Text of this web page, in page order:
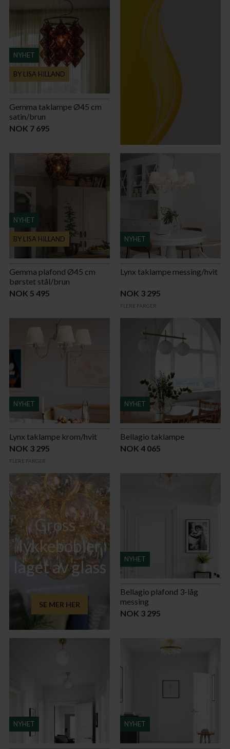
NYHET
BY LISA HILLAND
Gemma taklampe Ø45 cm
satin/brun
NOK 7 695
NYHET
BY LISA HILLAND
Gemma plafond Ø45 cm
børstet stål/brun
NOK 5 495
NYHET
Lynx taklampe messing/hvit
NOK 3 295
FLERE FARGER
NYHET
Lynx taklampe krom/hvit
NOK 3 295
FLERE FARGER
NYHET
Bellagio taklampe
NOK 4 065
Gross -
lykkebobler
laget av glass
SE MER HER
NYHET
Bellagio plafond 3-låg
messing
NOK 3 295
NYHET NYHET